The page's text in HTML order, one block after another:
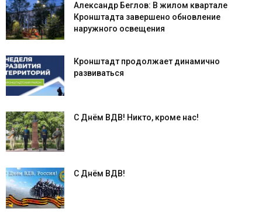
Александр Беглов: В жилом квартале
Кронштадта завершено обновление
наружного освещения
Кронштадт продолжает динамично
развиваться
С Днём ВДВ! Никто, кроме нас!
С Днём ВДВ!